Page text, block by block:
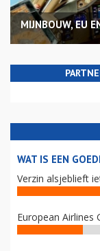
MIJNBOUW, EU
WAT IS EEN
Verzin alsjeblieft
European Airlines